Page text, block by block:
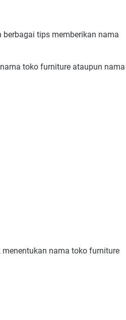
tips memberikan nama
toko furniture ataupun nama
nama toko furniture